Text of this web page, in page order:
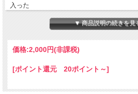
入った
ライセンスフレームを装着
装着していない車の方が少ないくらいポピ
レーム！
りなドレスアップ アイテムです！
サイズ: W337 XH186XD8.5mm
▼ 商品説明の続きを
価格:2,000円(非課税)
[ポイント還元 20ポイント～]